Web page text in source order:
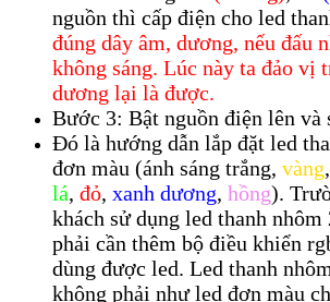
nguồn thì cấp điện cho led
đúng dây âm, dương, nếu đấu
không sáng. Lúc này ta đảo vị
dương lại là được.
Bước 3: Bật nguồn điện lên và
Đó là hướng dẫn lắp đặt led
đơn màu (ánh sáng trắng, vàng,
lá, đỏ, xanh dương, hồng).
khách sử dụng led thanh nhôm
phải cần thêm bộ điều khiển
dùng được led. Led thanh
không phải như led đơn màu